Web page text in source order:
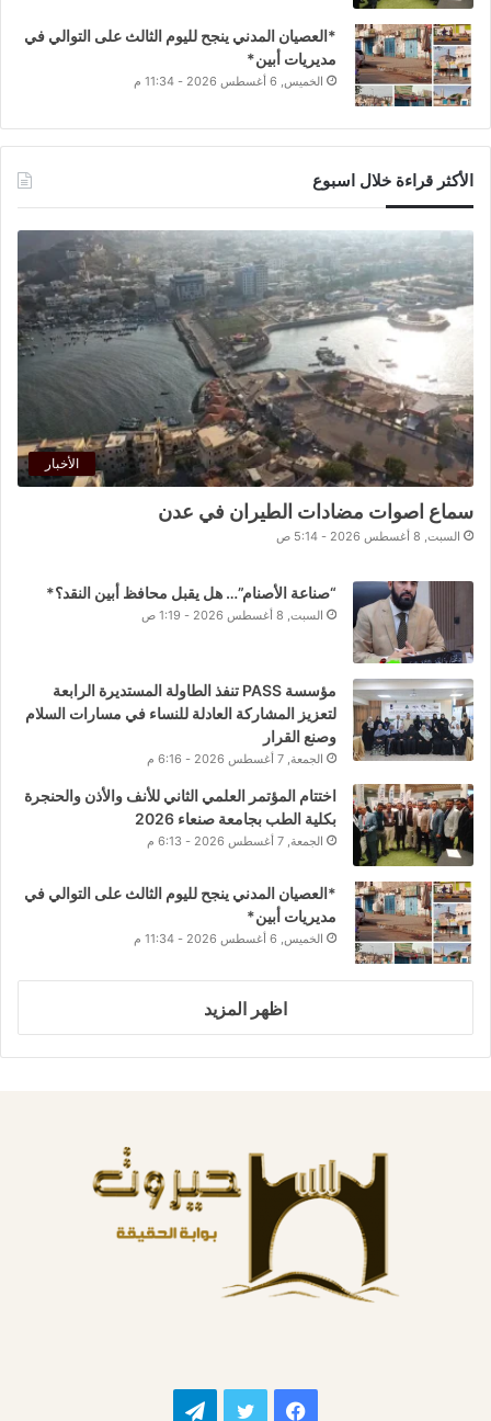
*العصيان المدني ينجح لليوم الثالث على التوالي في
مديريات أبين*
الخميس, 6 أغسطس 2026 - 11:34 م
الأكثر قراءة خلال اسبوع
الأخبار
سماع اصوات مضادات الطيران في عدن
السبت, 8 أغسطس 2026 - 5:14 ص
“صناعة الأصنام”… هل يقبل محافظ أبين النقد؟*
السبت, 8 أغسطس 2026 - 1:19 ص
مؤسسة PASS تنفذ الطاولة المستديرة الرابعة
لتعزيز المشاركة العادلة للنساء في مسارات السلام
وصنع القرار
الجمعة, 7 أغسطس 2026 - 6:16 م
اختتام المؤتمر العلمي الثاني للأنف والأذن والحنجرة
بكلية الطب بجامعة صنعاء 2026
الجمعة, 7 أغسطس 2026 - 6:13 م
*العصيان المدني ينجح لليوم الثالث على التوالي في
مديريات أبين*
الخميس, 6 أغسطس 2026 - 11:34 م
اظهر المزيد
فيسبوك تويتر تيلقرام